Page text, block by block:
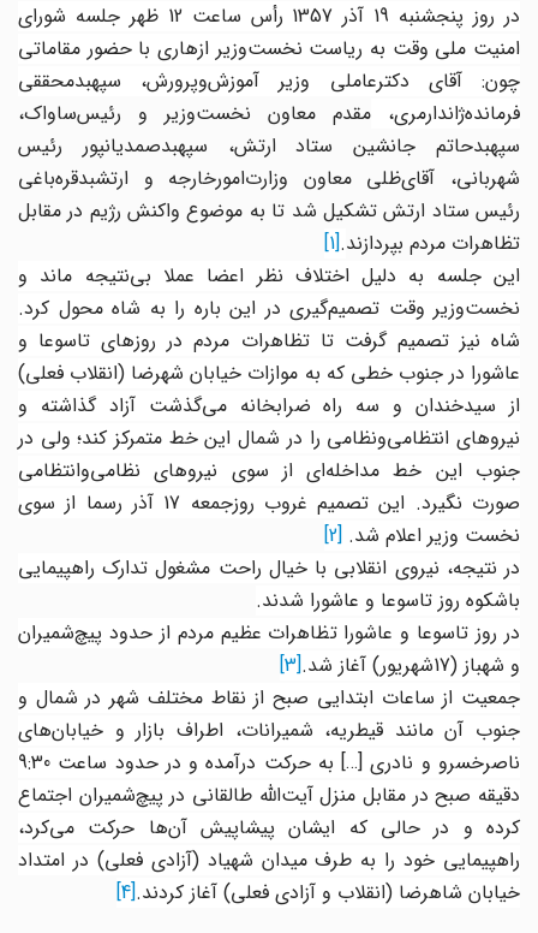
در روز پنجشنبه 19 آذر 1357 رأس ساعت 12 ظهر جلسه شورای
امنیت ملی وقت به ریاست نخست‌وزیر ازهاری با حضور مقاماتی
چون: آقای دکترعاملی وزیر آموزش‌وپرورش، سپهبدمحققی
فرمانده‌ژاندارمری، مقدم معاون ‌نخست‌وزیر و رئیس‌ساواک،
سپهبدحاتم جانشین ستاد ارتش، سپهبدصمدیانپور رئیس
شهربانی، آقای‌ظلی معاون وزارت‌امورخارجه و ارتشبدقره‌باغی
رئیس ستاد ارتش تشکیل شد تا به موضوع واکنش رژیم در مقابل
تظاهرات مردم بپردازند.
[1]
این جلسه به دلیل اختلاف نظر اعضا عملا بی‌نتیجه ماند و
نخست‌وزیر وقت تصمیم‌گیری در این باره را به شاه محول کرد.
شاه نیز تصمیم گرفت تا تظاهرات مردم در روزهای تاسوعا و
عاشورا در جنوب خطی که به موازات خیابان شهرضا (انقلاب فعلی)
از سیدخندان و سه راه ضرابخانه می‌گذشت آزاد گذاشته و
نیروهای انتظامی‌ونظامی‌ را در شمال این خط متمرکز کند؛ ولی در
جنوب این خط مداخله‌ای از سوی نیروهای نظامی‌وانتظامی
‌صورت نگیرد. این تصمیم غروب روزجمعه 17 آذر رسما از سوی
نخست وزیر اعلام شد.[2]
در نتیجه، نیروی انقلابی با خیال راحت مشغول تدارک راهپیمایی
باشکوه روز تاسوعا و عاشورا شدند.
در روز تاسوعا و عاشورا تظاهرات عظیم مردم از حدود پیچ‌شمیران
و شهباز (17شهریور) آغاز شد.
[3]
جمعیت از ساعات ابتدایی صبح از نقاط مختلف شهر در شمال و
جنوب آن مانند قیطریه، شمیرانات، اطراف بازار و خیابان‌های
ناصرخسرو و نادری[…]
به حرکت درآمده و در حدود ساعت 9:30
دقیقه صبح در مقابل منزل آیت‌الله طالقانی در پیچ‌شمیران اجتماع
کرده و در حالی که ایشان پیشاپیش آن‌ها حرکت می‌کرد،
راهپیمایی خود را به طرف میدان شهیاد (آزادی فعلی) در امتداد
خیابان شاهرضا (انقلاب و آزادی فعلی) آغاز کردند.
[4]